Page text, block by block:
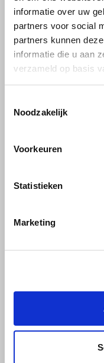
informatie over uw
partners voor social
partners kunnen
informatie die u aan
verzameld op basis
Noodzakelijk
Voorkeuren
Statistieken
Marketing
La Brasiliana
Lazarro
Melitta
Miko
L’OR
luxe
L'OR
voor de
In de wereld van
balans tussen luxe en
concessies te doen aan de
een reeks Nespresso-
Betaalbaarheid
maakt het